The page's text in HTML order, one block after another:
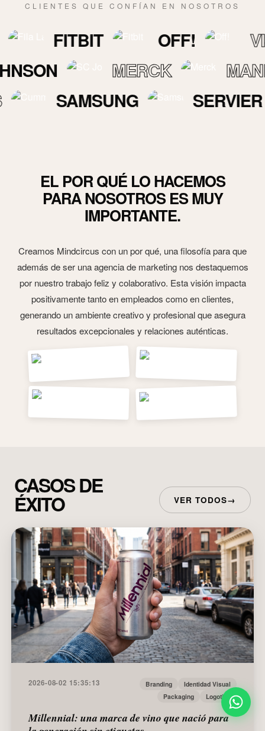
CLIENTES QUE CONFÍAN EN NOSOTROS
FITBIT OFF!
VISA
MERCK
SAMSUNG
SERVIER
EL POR QUÉ LO HACEMOS
PARA NOSOTROS ES MUY
IMPORTANTE.
Creamos Mindcircus con un por qué, una filosofía para que
además de ser una agencia de marketing nos destaquemos
por nuestro trabajo feliz y colaborativo. Esta visión impacta
positivamente tanto en empleados como en clientes,
generando un ambiente creativo y profesional que asegura
resultados excepcionales y relaciones auténticas.
CASOS DE
ÉXITO VER TODOS→
2026-08-02 15:35:13 Branding
Identidad Visual
Packaging
Logotipo
Millennial: una marca de vino que nació para